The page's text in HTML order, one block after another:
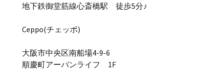
地下鉄御堂筋線心斎橋駅 徒歩5分♪
Ceppo(チェッポ)
大阪市中央区南船場4-9-6
順慶町アーバンライフ 1F